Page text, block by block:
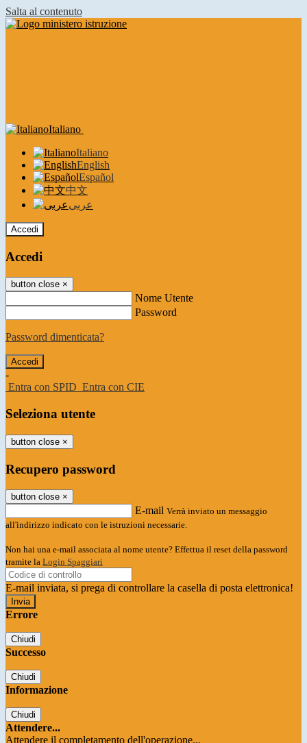
Salta al contenuto
Italiano
Italiano
English
Español
中文
عربى
Accedi
Accedi
button close ×
Nome Utente
Password
Password dimenticata?
-
Entra con SPID Entra con CIE
Seleziona utente
button close ×
Recupero password
button close ×
E-mail Verrà inviato un messaggio
all'indirizzo indicato con le istruzioni necessarie.
Non hai una e-mail associata al nome utente? Effettua il reset della password
tramite la Login Spaggiari
E-mail inviata, si prega di controllare la casella di posta elettronica!
Errore
Chiudi
Successo
Chiudi
Informazione
Chiudi
Attendere...
Attendere il completamento dell'operazione...